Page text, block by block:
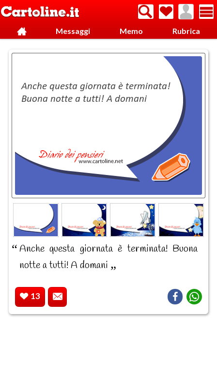
Messaggi Memo Rubrica
Anche questa giornata è terminata! Buona
notte a tutti! A domani
13